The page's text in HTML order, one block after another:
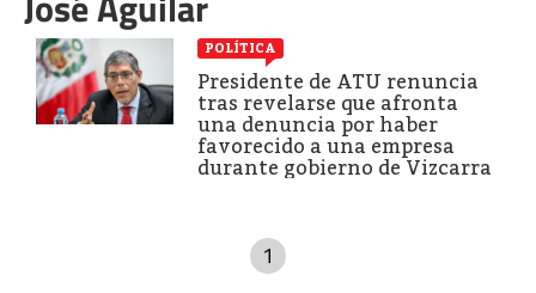
POLÍTICA
Presidente de ATU renuncia
tras revelarse que afronta
una denuncia por haber
favorecido a una empresa
durante gobierno de Vizcarra
1